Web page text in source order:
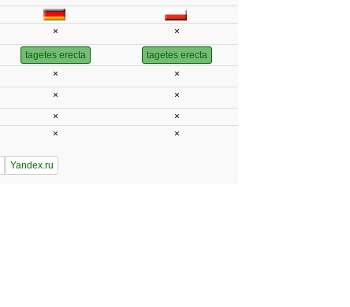
×
×
tagetes erecta
tagetes erecta
×
×
×
×
×
×
×
×
Yandex.ru